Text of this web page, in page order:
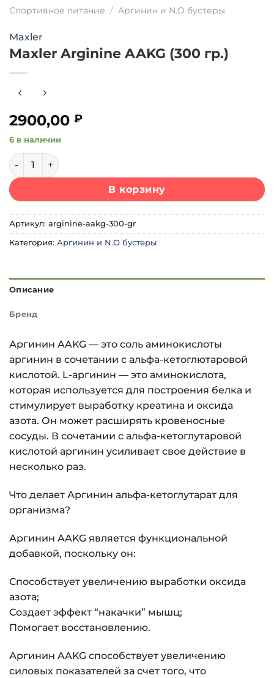
Спортивное питание / Аргинин и N.O бустеры
Maxler
Maxler Arginine AAKG (300 гр.)
2900,00 ₽
6 в наличии
Количество товара Maxler Arginine AAKG (300 гр.)
В корзину
Артикул: arginine-aakg-300-gr
Категория: Аргинин и N.O бустеры
Описание
Бренд
Аргинин AAKG — это соль аминокислоты
аргинин в сочетании с альфа-кетоглютаровой
кислотой. L-аргинин — это аминокислота,
которая используется для построения белка и
стимулирует выработку креатина и оксида
азота. Он может расширять кровеносные
сосуды. В сочетании с альфа-кетоглутаровой
кислотой аргинин усиливает свое действие в
несколько раз.
Что делает Аргинин альфа-кетоглутарат для
организма?
Аргинин AAKG является функциональной
добавкой, поскольку он:
Способствует увеличению выработки оксида
азота;
Создает эффект “накачки” мышц;
Помогает восстановлению.
Аргинин AAKG способствует увеличению
силовых показателей за счет того, что